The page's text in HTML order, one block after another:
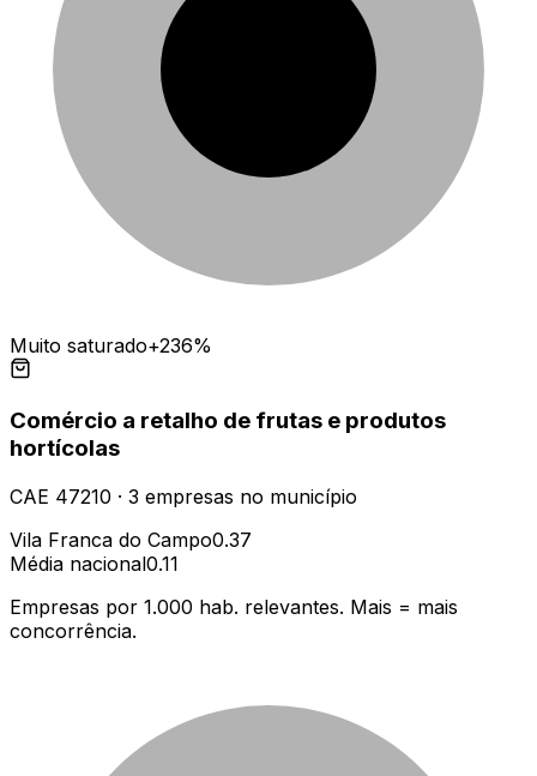
Muito saturado+236%
Comércio a retalho de frutas e produtos
hortícolas
CAE 47210 · 3 empresas no município
Vila Franca do Campo0.37
Média nacional0.11
Empresas por 1.000 hab. relevantes. Mais = mais
concorrência.